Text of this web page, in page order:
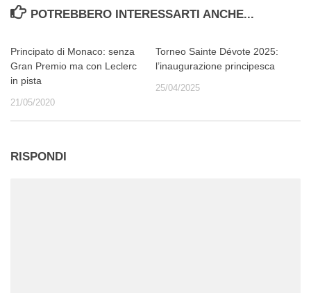
POTREBBERO INTERESSARTI ANCHE...
Principato di Monaco: senza
Gran Premio ma con Leclerc
in pista
21/05/2020
Torneo Sainte Dévote 2025:
l’inaugurazione principesca
25/04/2025
RISPONDI